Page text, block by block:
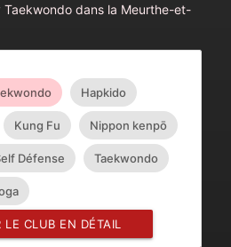
dans la Meurthe-et-
Hapkido
Kung Fu Nippon kenpō
Défense Taekwondo
LE CLUB EN DÉTAIL